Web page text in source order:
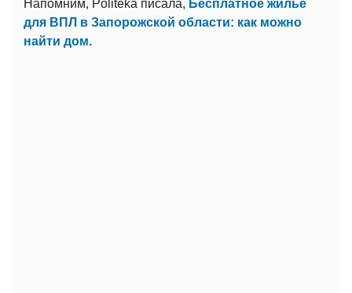
Напомним, Politeka писала, Бесплатное жилье
для ВПЛ в Запорожской области: как можно
найти дом.